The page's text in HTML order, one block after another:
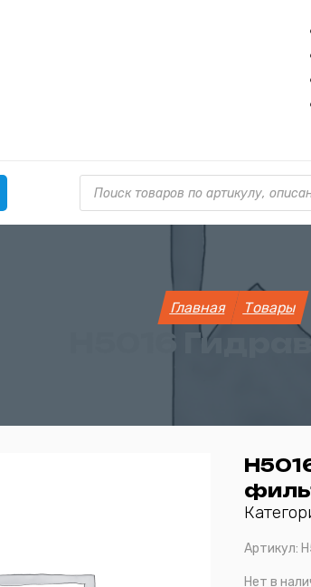
Поиск товаров
Главная Товары
H5016
Артикул:
Нет в